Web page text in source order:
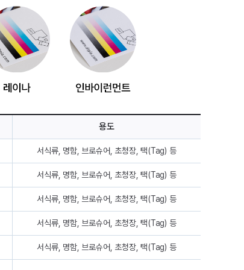
용도
서식류, 명함, 브로슈어, 초청장, 택(Tag) 등
서식류, 명함, 브로슈어, 초청장, 택(Tag) 등
서식류, 명함, 브로슈어, 초청장, 택(Tag) 등
서식류, 명함, 브로슈어, 초청장, 택(Tag) 등
서식류, 명함, 브로슈어, 초청장, 택(Tag) 등